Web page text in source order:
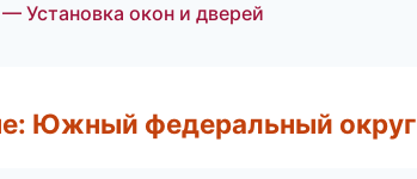
Установка окон и дверей
Южный федеральный округ